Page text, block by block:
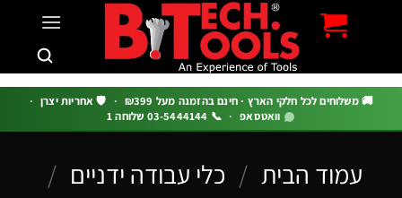
משלוחים לכל חלקי הארץ · חינם בהזמנה מעל ₪399 · 🛡️ אחריות יצרן ·
וואטסאפ · 📞 03-5444144 שלוחה 1
עמוד הבית / כלי עבודה ידניים /